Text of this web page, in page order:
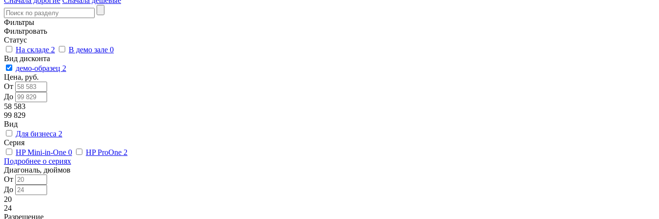
Фильтры
Фильтровать
Статус
На складе 2 В демо зале 0
Вид дисконта
демо-образец 2
Цена, руб.
От
До
58 583
99 829
Вид
Для бизнеса 2
Серия
HP Mini-in-One 0 HP ProOne 2
Подробнее о сериях
Диагональ, дюймов
От
До
20
24
Разрешение